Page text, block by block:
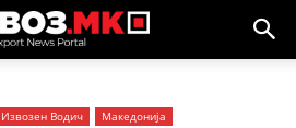
Извозен Водич Македонија